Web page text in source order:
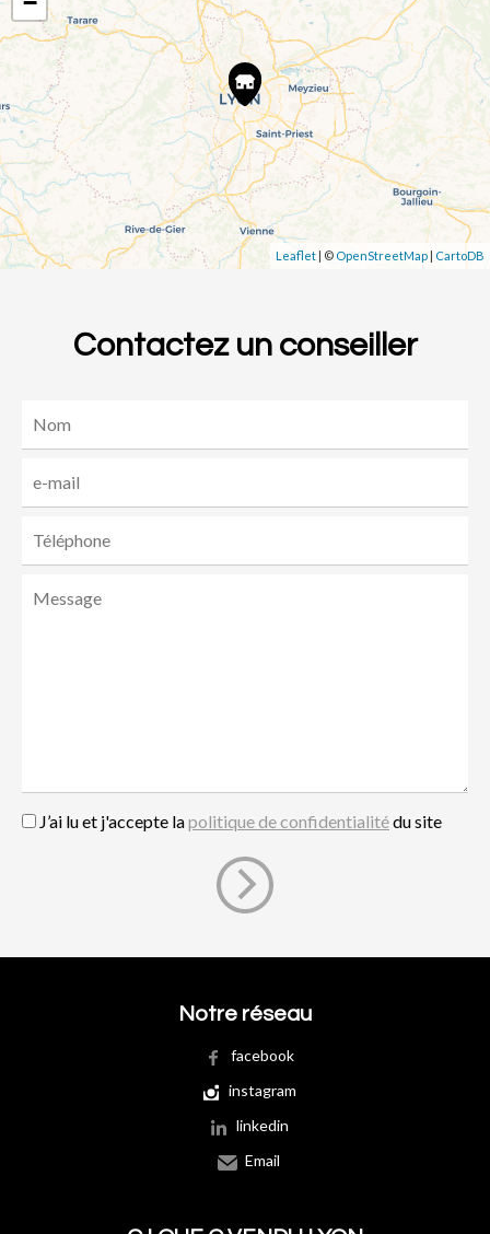
Leaflet| © OpenStreetMap | CartoDB
Contactez un conseiller
J’ai lu et j'accepte lapolitique de confidentialitédu site
Notre réseau
facebook
instagram
linkedin
Email